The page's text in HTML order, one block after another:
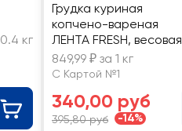
0.4 кг
Грудка куриная
копчено-вареная
ЛЕНТА FRESH, весовая
849,99 ₽ за 1 кг
С Картой №1
340,00 руб
395,80 руб -14%